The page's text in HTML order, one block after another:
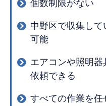
個数制限がない
中野区で収集し
可能
エアコンや照明
依頼できる
すべての作業を任